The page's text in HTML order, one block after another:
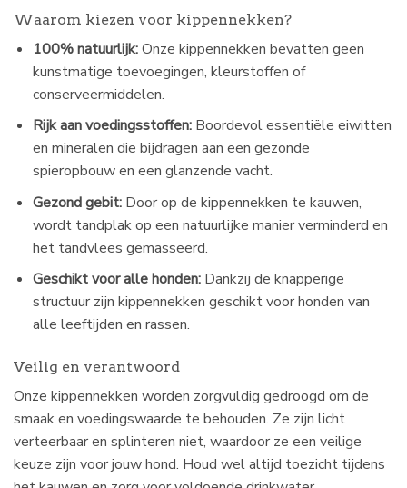
Waarom kiezen voor kippennekken?
100% natuurlijk:Onze kippennekken bevatten geen
kunstmatige toevoegingen, kleurstoffen of
conserveermiddelen.
Rijk aan voedingsstoffen:Boordevol essentiële eiwitten
en mineralen die bijdragen aan een gezonde
spieropbouw en een glanzende vacht.
Gezond gebit:Door op de kippennekken te kauwen,
wordt tandplak op een natuurlijke manier verminderd en
het tandvlees gemasseerd.
Geschikt voor alle honden:Dankzij de knapperige
structuur zijn kippennekken geschikt voor honden van
alle leeftijden en rassen.
Veilig en verantwoord
Onze kippennekken worden zorgvuldig gedroogd om de
smaak en voedingswaarde te behouden. Ze zijn licht
verteerbaar en splinteren niet, waardoor ze een veilige
keuze zijn voor jouw hond. Houd wel altijd toezicht tijdens